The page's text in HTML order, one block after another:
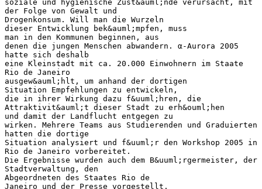
soziale und hygienische Zust&auml;nde verursacht, mit
der Folge von Gewalt und
Drogenkonsum. Will man die Wurzeln
dieser Entwicklung bek&auml;mpfen, muss
man in den Kommunen beginnen, aus
denen die jungen Menschen abwandern. α-Aurora 2005
hatte sich deshalb
eine Kleinstadt mit ca. 20.000 Einwohnern im Staate
Rio de Janeiro
ausgew&auml;hlt, um anhand der dortigen
Situation Empfehlungen zu entwickeln,
die in ihrer Wirkung dazu f&uuml;hren, die
Attraktivit&auml;t dieser Stadt zu erh&ouml;hen
und damit der Landflucht entgegen zu
wirken. Mehrere Teams aus Studierenden und Graduierten
hatten die dortige
Situation analysiert und f&uuml;r den Workshop 2005 in
Rio de Janeiro vorbereitet.
Die Ergebnisse wurden auch dem B&uuml;rgermeister, der
Stadtverwaltung, den
Abgeordneten des Staates Rio de
Janeiro und der Presse vorgestellt.